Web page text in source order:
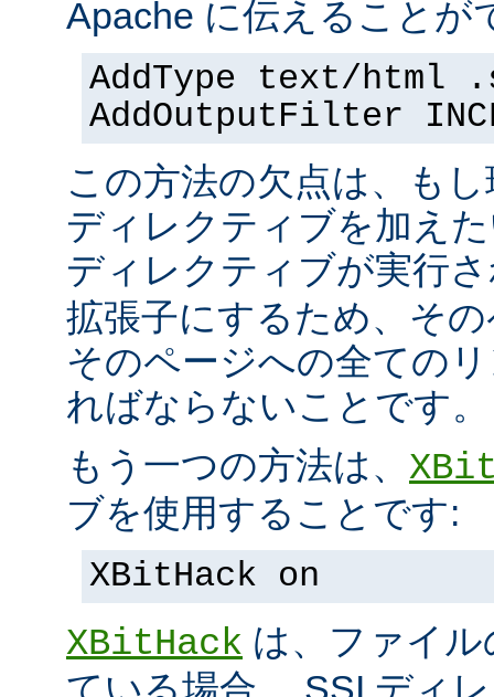
Apache に伝えることが
AddType text/html
AddOutputFilter
この方法の欠点は、も
ディレクティブを加え
ディレクティブが実行
拡張子にするため、そ
そのページへの全ての
ればならないことです。
もう一つの方法は、
ブを使用することです:
XBitHack on
XBitHack は、ファイ